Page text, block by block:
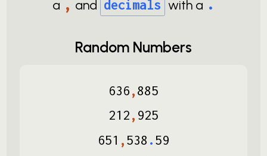
a
and decimals with a
Random Numbers
636,885
212, 925
651 ,538 .59